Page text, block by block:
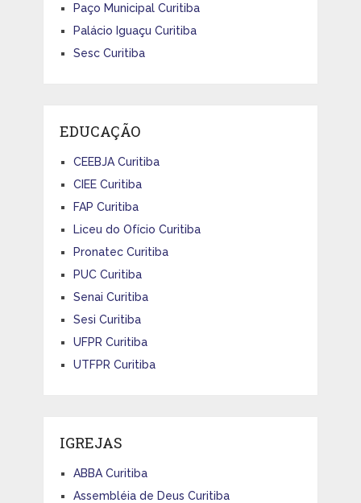
Paço Municipal Curitiba
Palácio Iguaçu Curitiba
Sesc Curitiba
EDUCAÇÃO
CEEBJA Curitiba
CIEE Curitiba
FAP Curitiba
Liceu do Ofício Curitiba
Pronatec Curitiba
PUC Curitiba
Senai Curitiba
Sesi Curitiba
UFPR Curitiba
UTFPR Curitiba
IGREJAS
ABBA Curitiba
Assembléia de Deus Curitiba